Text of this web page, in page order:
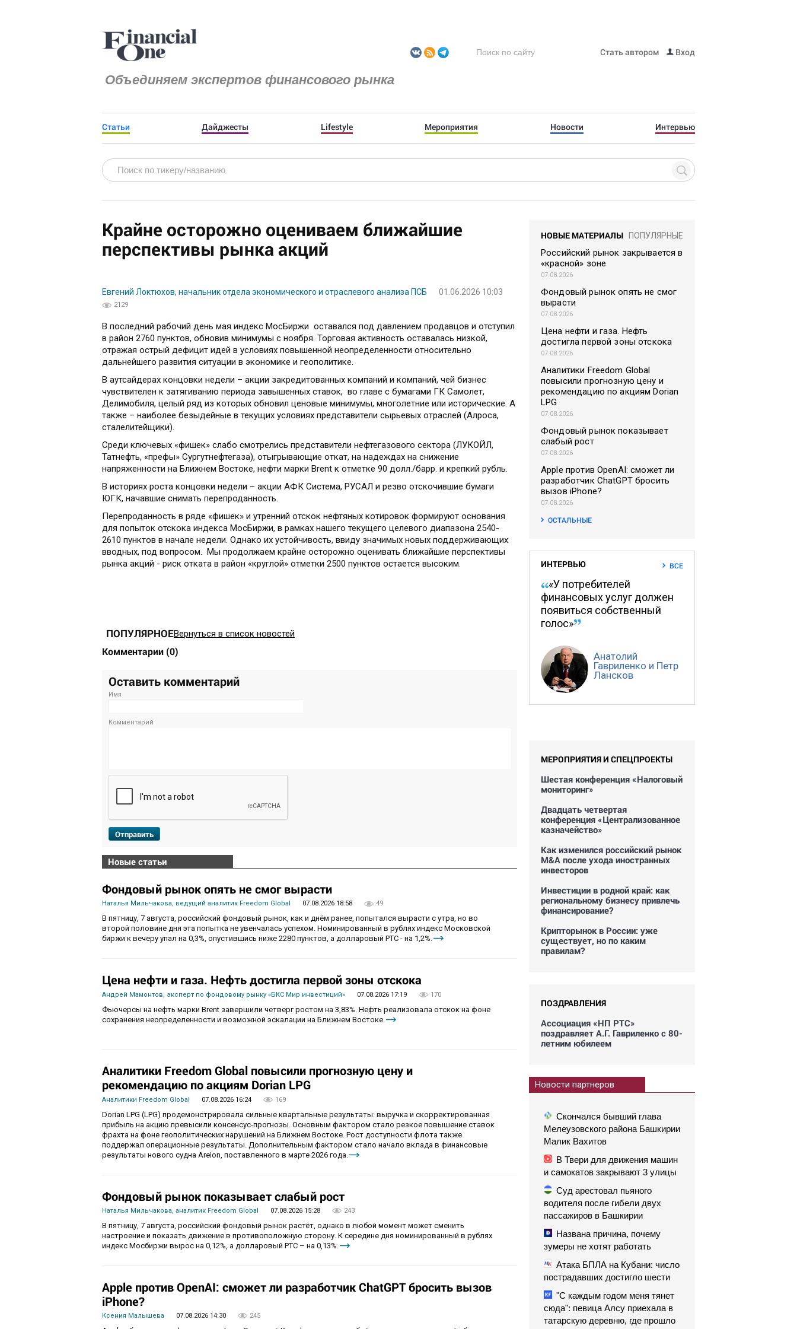
Объединяем экспертов финансового рынка
Стать автором Вход
Статьи Дайджесты Lifestyle Мероприятия Новости Интервью
Крайне осторожно оцениваем ближайшие
перспективы рынка акций
Евгений Локтюхов, начальник отдела экономического и отраслевого анализа ПСБ 01.06.2026 10:03
2129
В последний рабочий день мая индекс МосБиржи оставался под давлением продавцов и отступил
в район 2760 пунктов, обновив минимумы с ноября. Торговая активность оставалась низкой,
отражая острый дефицит идей в условиях повышенной неопределенности относительно
дальнейшего развития ситуации в экономике и геополитике.
В аутсайдерах концовки недели – акции закредитованных компаний и компаний, чей бизнес
чувствителен к затягиванию периода завышенных ставок, во главе с бумагами ГК Самолет,
Делимобиля, целый ряд из которых обновил ценовые минимумы, многолетние или исторические. А
также – наиболее безыдейные в текущих условиях представители сырьевых отраслей (Алроса,
сталелитейщики).
Среди ключевых «фишек» слабо смотрелись представители нефтегазового сектора (ЛУКОЙЛ,
Татнефть, «префы» Сургутнефтегаза), отыгрывающие откат, на надеждах на снижение
напряженности на Ближнем Востоке, нефти марки Brent к отметке 90 долл./барр. и крепкий рубль.
В историях роста концовки недели – акции АФК Система, РУСАЛ и резво отскочившие бумаги
ЮГК, начавшие снимать перепроданность.
Перепроданность в ряде «фишек» и утренний отскок нефтяных котировок формируют основания
для попыток отскока индекса МосБиржи, в рамках нашего текущего целевого диапазона 2540-
2610 пунктов в начале недели. Однако их устойчивость, ввиду значимых новых поддерживающих
вводных, под вопросом. Мы продолжаем крайне осторожно оценивать ближайшие перспективы
рынка акций - риск отката в район «круглой» отметки 2500 пунктов остается высоким.
ПОПУЛЯРНОЕВернуться в список новостей
Комментарии (0)
Оставить комментарий
Имя
Комментарий
Отправить
Новые статьи
Фондовый рынок опять не смог вырасти
Наталья Мильчакова, ведущий аналитик Freedom Global 07.08.2026 18:58 49
В пятницу, 7 августа, российский фондовый рынок, как и днём ранее, попытался вырасти с утра, но во
второй половине дня эта попытка не увенчалась успехом. Номинированный в рублях индекс Московской
биржи к вечеру упал на 0,3%, опустившись ниже 2280 пунктов, а долларовый РТС - на 1,2%.
Цена нефти и газа. Нефть достигла первой зоны отскока
Андрей Мамонтов, эксперт по фондовому рынку «БКС Мир инвестиций» 07.08.2026 17:19 170
Фьючерсы на нефть марки Brent завершили четверг ростом на 3,83%. Нефть реализовала отскок на фоне
сохранения неопределенности и возможной эскалации на Ближнем Востоке.
Аналитики Freedom Global повысили прогнозную цену и
рекомендацию по акциям Dorian LPG
Аналитики Freedom Global 07.08.2026 16:24 169
Dorian LPG (LPG) продемонстрировала сильные квартальные результаты: выручка и скорректированная
прибыль на акцию превысили консенсус-прогнозы. Основным фактором стало резкое повышение ставок
фрахта на фоне геополитических нарушений на Ближнем Востоке. Рост доступности флота также
поддержал операционные результаты. Дополнительным фактором стало начало вклада в финансовые
результаты нового судна Areion, поставленного в марте 2026 года.
Фондовый рынок показывает слабый рост
Наталья Мильчакова, аналитик Freedom Global 07.08.2026 15:28 243
В пятницу, 7 августа, российский фондовый рынок растёт, однако в любой момент может сменить
настроение и показать движение в противоположную сторону. К середине дня номинированный в рублях
индекс Мосбиржи вырос на 0,12%, а долларовый РТС – на 0,13%.
Apple против OpenAI: сможет ли разработчик ChatGPT бросить вызов
iPhone?
Ксения Малышева 07.08.2026 14:30 245
НОВЫЕ МАТЕРИАЛЫ ПОПУЛЯРНЫЕ
Российский рынок закрывается в
«красной» зоне
07.08.2026
Фондовый рынок опять не смог
вырасти
07.08.2026
Цена нефти и газа. Нефть
достигла первой зоны отскока
07.08.2026
Аналитики Freedom Global
повысили прогнозную цену и
рекомендацию по акциям Dorian
LPG
07.08.2026
Фондовый рынок показывает
слабый рост
07.08.2026
Apple против OpenAI: сможет ли
разработчик ChatGPT бросить
вызов iPhone?
07.08.2026
ОСТАЛЬНЫЕ
ИНТЕРВЬЮ ВСЕ
«У потребителей
финансовых услуг должен
появиться собственный
голос»
Анатолий
Гавриленко и Петр
Лансков
МЕРОПРИЯТИЯ И СПЕЦПРОЕКТЫ
Шестая конференция «Налоговый
мониторинг»
Двадцать четвертая
конференция «Централизованное
казначейство»
Как изменился российский рынок
M&A после ухода иностранных
инвесторов
Инвестиции в родной край: как
региональному бизнесу привлечь
финансирование?
Крипторынок в России: уже
существует, но по каким
правилам?
ПОЗДРАВЛЕНИЯ
Ассоциация «НП РТС»
поздравляет А.Г. Гавриленко с 80-
летним юбилеем
Новости партнеров
Скончался бывший глава
Мелеузовского района Башкирии
Малик Вахитов
В Твери для движения машин
и самокатов закрывают 3 улицы
Суд арестовал пьяного
водителя после гибели двух
пассажиров в Башкирии
Названа причина, почему
зумеры не хотят работать
Атака БПЛА на Кубани: число
пострадавших достигло шести
"С каждым годом меня тянет
сюда": певица Алсу приехала в
татарскую деревню, где прошло